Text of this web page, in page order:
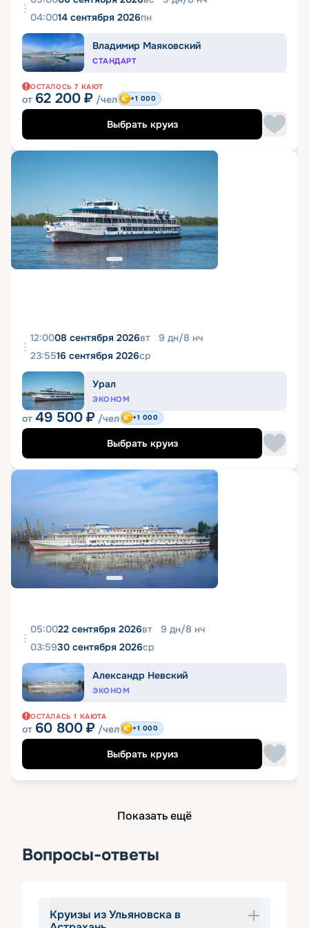
04:0014 сентября 2026пн
Владимир Маяковский
СТАНДАРТ
ОСТАЛОСЬ 7 КАЮТ
от 62 200 ₽ /чел +1 000
Выбрать круиз
12:0008 сентября 2026вт 9 дн/8 нч
23:5516 сентября 2026ср
Урал
ЭКОНОМ
от 49 500 ₽ /чел +1 000
Выбрать круиз
05:0022 сентября 2026вт 9 дн/8 нч
03:5930 сентября 2026ср
Александр Невский
ЭКОНОМ
ОСТАЛАСЬ 1 КАЮТА
от 60 800 ₽ /чел +1 000
Выбрать круиз
Показать ещё
Вопросы-ответы
Круизы из Ульяновска в